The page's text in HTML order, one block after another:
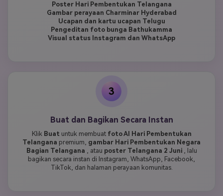
Poster Hari Pembentukan Telangana
Gambar perayaan Charminar Hyderabad
Ucapan dan kartu ucapan Telugu
Pengeditan foto bunga Bathukamma
Visual status Instagram dan WhatsApp
3
Buat dan Bagikan Secara Instan
Klik Buat untuk membuat foto AI Hari Pembentukan
Telangana premium, gambar Hari Pembentukan Negara
Bagian Telangana , atau poster Telangana 2 Juni , lalu
bagikan secara instan di Instagram, WhatsApp, Facebook,
TikTok, dan halaman perayaan komunitas.